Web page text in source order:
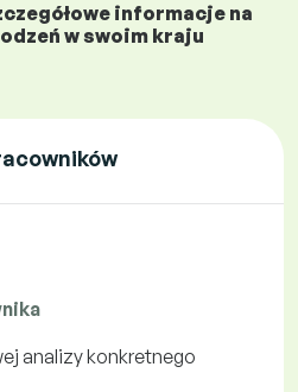
informacje na
w swoim kraju
analizy konkretnego